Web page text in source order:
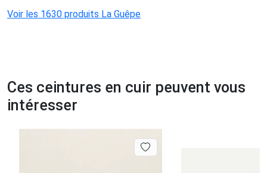
Voir les 1630 produits La Guêpe
Ces ceintures en cuir peuvent vous
intéresser